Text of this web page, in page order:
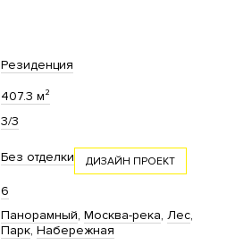
Резиденция
407.3 м²
3/3
Без отделки ДИЗАЙН ПРОЕКТ
6
Панорамный Москва-река Лес
Парк Набережная